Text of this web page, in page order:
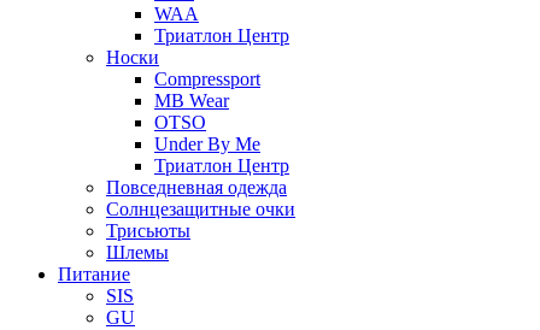
WAA
Триатлон Центр
Носки
Compressport
MB Wear
OTSO
Under By Me
Триатлон Центр
Повседневная одежда
Солнцезащитные очки
Трисьюты
Шлемы
Питание
SIS
GU